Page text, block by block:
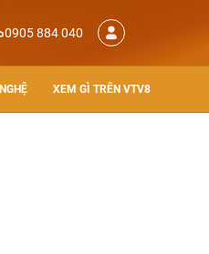
0905 884 040
XEM GÌ TRÊN VTV8